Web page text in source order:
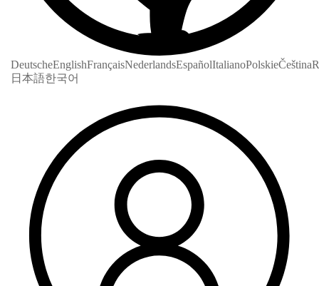
DeutscheEnglishFrançaisNederlandsEspañolItalianoPolskieČeština
日本語한국어